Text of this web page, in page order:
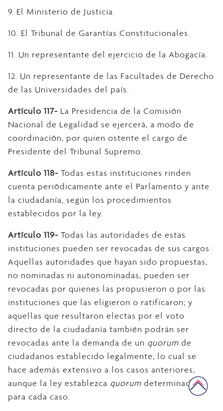
9. El Ministerio de Justicia.
10. El Tribunal de Garantías Constitucionales.
11. Un representante del ejercicio de la Abogacía.
12. Un representante de las Facultades de Derecho
de las Universidades del país.
Artículo 117- La Presidencia de la Comisión
Nacional de Legalidad se ejercerá, a modo de
coordinación, por quien ostente el cargo de
Presidente del Tribunal Supremo.
Artículo 118- Todas estas instituciones rinden
cuenta periódicamente ante el Parlamento y ante
la ciudadanía, según los procedimientos
establecidos por la ley.
Artículo 119- Todas las autoridades de estas
instituciones pueden ser revocadas de sus cargos.
Aquellas autoridades que hayan sido propuestas,
no nominadas ni autonominadas, pueden ser
revocadas por quienes las propusieron o por las
instituciones que las eligieron o ratificaron; y
aquellas que resultaron electas por el voto
directo de la ciudadanía también podrán ser
revocadas ante la demanda de un quorum de
ciudadanos establecido legalmente; lo cual se
hace además extensivo a los casos anteriores,
aunque la ley establezca quorum determinados
para cada caso.